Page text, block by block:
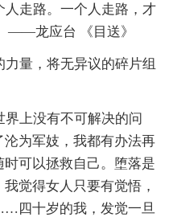
人走路。一个人走路，才
——龙应台 《目送》
量，将无异议的碎片组
界上没有不可解决的问
为军妓，我都有办法再
可以拯救自己。堕落是
觉得女人只要有觉悟，
四十岁的我，发觉一旦